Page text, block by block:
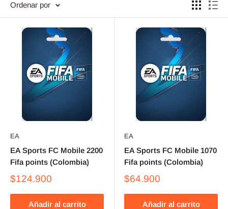
Ordenar por
EA
EA Sports FC Mobile 2200
Fifa points (Colombia)
$124.900
Añadir al carrito
EA
EA Sports FC Mobile 1070
Fifa points (Colombia)
$64.900
Añadir al carrito